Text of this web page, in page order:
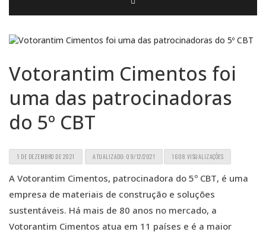
Votorantim Cimentos foi
uma das patrocinadoras
do 5º CBT
1 DE DEZEMBRO DE 2021 ATUALIZADO: 09/12/2021 1608 VISUALIZAÇÕES
A Votorantim Cimentos, patrocinadora do 5º CBT, é uma
empresa de materiais de construção e soluções
sustentáveis. Há mais de 80 anos no mercado, a
Votorantim Cimentos atua em 11 países e é a maior